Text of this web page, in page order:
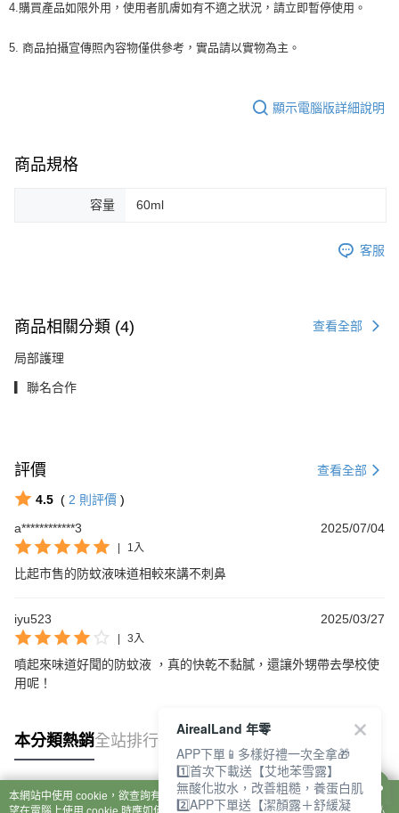
4.購買產品如限外用，使用者肌膚如有不適之狀況，請立即暫停使用。
5. 商品拍攝宣傳照內容物僅供參考，實品請以實物為主。
顯示電腦版詳細說明
商品規格
容量 60ml
客服
商品相關分類 (4) 查看全部
局部護理
▎聯名合作
評價 查看全部
4.5 ( 2 則評價 )
a************3
2025/07/04
1入
比起市售的防蚊液味道相較來講不刺鼻
iyu523 2025/03/27
3入
噴起來味道好聞的防蚊液 ，真的快乾不黏膩，還讓外甥帶去學校使
用呢！
本分類熱銷全站排行
本網站中使用 cookie，欲查詢有關本網站使用 cookie 方式之詳情，及若您不希
AirealLand 年零
APP下單📱多樣好禮一次全拿🎁
1️⃣首次下載送【艾地苯雪露】
無酸化妝水，改善粗糙，養蛋白肌
2️⃣APP下單送【潔顏露＋舒緩凝